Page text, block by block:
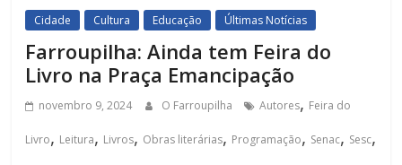
Cidade Cultura Educação Últimas Notícias
Farroupilha: Ainda tem Feira do
Livro na Praça Emancipação
novembro 9, 2024 O Farroupilha Autores, Feira do
Livro, Leitura, Livros, Obras literárias, Programação, Senac, Sesc,